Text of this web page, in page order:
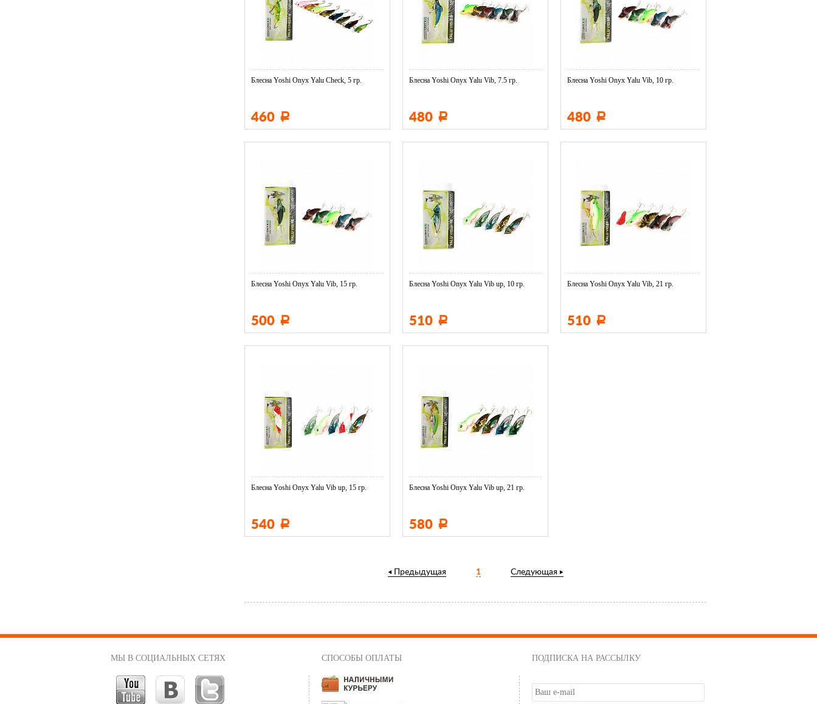
Блесна Yoshi Onyx Yalu Check, 5 гр.
460 Р
Блесна Yoshi Onyx Yalu Vib, 7.5 гр.
480 Р
Блесна Yoshi Onyx Yalu Vib, 10 гр.
480 Р
Блесна Yoshi Onyx Yalu Vib, 15 гр.
500 Р
Блесна Yoshi Onyx Yalu Vib up, 10 гр.
510 Р
Блесна Yoshi Onyx Yalu Vib, 21 гр.
510 Р
Блесна Yoshi Onyx Yalu Vib up, 15 гр.
540 Р
Блесна Yoshi Onyx Yalu Vib up, 21 гр.
580 Р
Предыдущая 1 Следующая
МЫ В СОЦИАЛЬНЫХ СЕТЯХ СПОСОБЫ ОПЛАТЫ ПОДПИСКА НА РАССЫЛКУ